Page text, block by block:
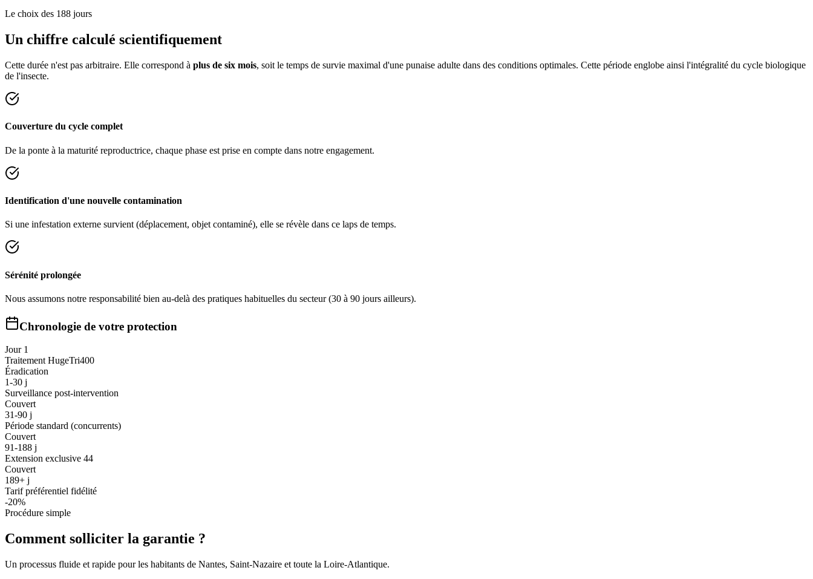
Le choix des 188 jours
Un chiffre calculé scientifiquement
Cette durée n'est pas arbitraire. Elle correspond à plus de six mois, soit le temps de survie maximal d'une punaise adulte dans des conditions optimales. Cette période englobe ainsi l'intégralité du cycle biologique
de l'insecte.
Couverture du cycle complet
De la ponte à la maturité reproductrice, chaque phase est prise en compte dans notre engagement.
Identification d'une nouvelle contamination
Si une infestation externe survient (déplacement, objet contaminé), elle se révèle dans ce laps de temps.
Sérénité prolongée
Nous assumons notre responsabilité bien au-delà des pratiques habituelles du secteur (30 à 90 jours ailleurs).
Chronologie de votre protection
Jour 1
Traitement HugeTri400
Éradication
1-30 j
Surveillance post-intervention
Couvert
31-90 j
Période standard (concurrents)
Couvert
91-188 j
Extension exclusive 44
Couvert
189+ j
Tarif préférentiel fidélité
-20%
Procédure simple
Comment solliciter la garantie ?
Un processus fluide et rapide pour les habitants de Nantes, Saint-Nazaire et toute la Loire-Atlantique.